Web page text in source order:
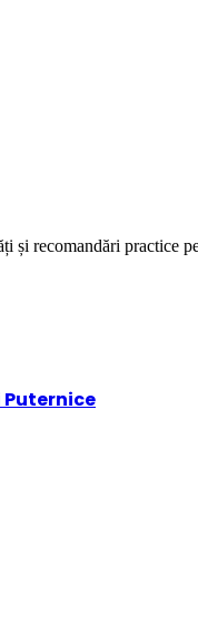
recomandări practice
Puternice